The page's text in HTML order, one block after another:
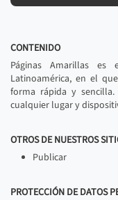
CONTENIDO
Páginas Amarillas
Latinoamérica, en el
forma rápida y sencilla.
cualquier lugar y
OTROS DE NUESTROS
Publicar
PROTECCIÓN DE DATOS